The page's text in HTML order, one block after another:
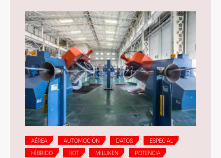
AÉREA AUTOMOCIÓN DATOS
ESPECIAL
HÍBRIDO
IIOT MILLIKEN
POTENCIA